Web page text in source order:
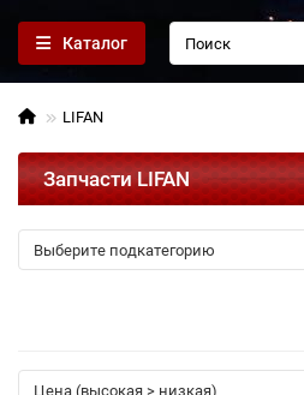
Каталог
LIFAN
Запчасти LIFAN